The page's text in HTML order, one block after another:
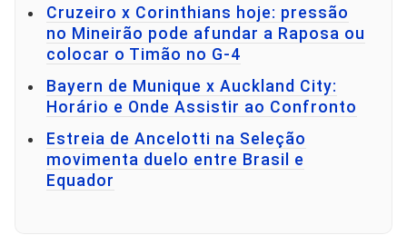
Cruzeiro x Corinthians hoje: pressão
no Mineirão pode afundar a Raposa ou
colocar o Timão no G-4
Bayern de Munique x Auckland City:
Horário e Onde Assistir ao Confronto
Estreia de Ancelotti na Seleção
movimenta duelo entre Brasil e
Equador